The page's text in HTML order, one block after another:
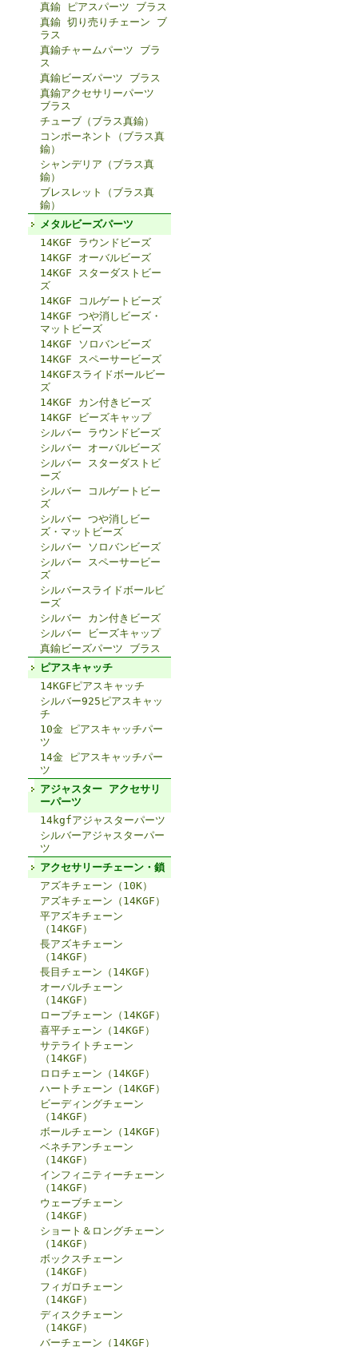
真鍮 ピアスパーツ ブラス
真鍮 切り売りチェーン ブ
ラス
真鍮チャームパーツ ブラ
ス
真鍮ビーズパーツ ブラス
真鍮アクセサリーパーツ
ブラス
チューブ（ブラス真鍮）
コンポーネント（ブラス真
鍮）
シャンデリア（ブラス真
鍮）
ブレスレット（ブラス真
鍮）
メタルビーズパーツ
14KGF ラウンドビーズ
14KGF オーバルビーズ
14KGF スターダストビー
ズ
14KGF コルゲートビーズ
14KGF つや消しビーズ・
マットビーズ
14KGF ソロバンビーズ
14KGF スペーサービーズ
14KGFスライドボールビー
ズ
14KGF カン付きビーズ
14KGF ビーズキャップ
シルバー ラウンドビーズ
シルバー オーバルビーズ
シルバー スターダストビ
ーズ
シルバー コルゲートビー
ズ
シルバー つや消しビー
ズ・マットビーズ
シルバー ソロバンビーズ
シルバー スペーサービー
ズ
シルバースライドボールビ
ーズ
シルバー カン付きビーズ
シルバー ビーズキャップ
真鍮ビーズパーツ ブラス
ピアスキャッチ
14KGFピアスキャッチ
シルバー925ピアスキャッ
チ
10金 ピアスキャッチパー
ツ
14金 ピアスキャッチパー
ツ
アジャスター アクセサリ
ーパーツ
14kgfアジャスターパーツ
シルバーアジャスターパー
ツ
アクセサリーチェーン・鎖
アズキチェーン（10K）
アズキチェーン（14KGF）
平アズキチェーン
（14KGF）
長アズキチェーン
（14KGF）
長目チェーン（14KGF）
オーバルチェーン
（14KGF）
ロープチェーン（14KGF）
喜平チェーン（14KGF）
サテライトチェーン
（14KGF）
ロロチェーン（14KGF）
ハートチェーン（14KGF）
ビーディングチェーン
（14KGF）
ボールチェーン（14KGF）
ベネチアンチェーン
（14KGF）
インフィニティーチェーン
（14KGF）
ウェーブチェーン
（14KGF）
ショート＆ロングチェーン
（14KGF）
ボックスチェーン
（14KGF）
フィガロチェーン
（14KGF）
ディスクチェーン
（14KGF）
バーチェーン（14KGF）